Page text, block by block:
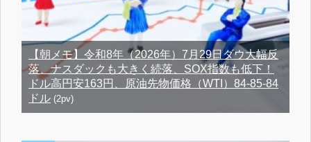
【朝メモ】令和8年（2026年）7月29日ダウ大幅反
落、ナスダックも大きく続落、SOX指数も低下！
ドル高円安163円、原油先物価格（WTI）84-85-84
ドル (2pv)